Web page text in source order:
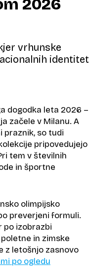
2026
vrhunske
identitet
dogodka leta 2026 –
začele v Milanu. A
praznik, so tudi
pripovedujejo
tem v številnih
in športne
olimpijsko
preverjeni formuli.
po izobrazbi
in zimske
z letošnjo zasnovo
po ogledu